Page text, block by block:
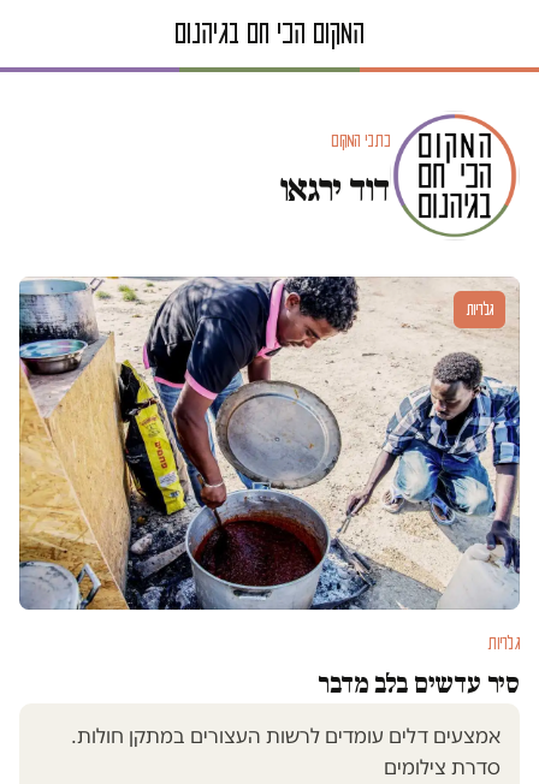
כתבי המקום
דוד ירגאו
גלריות
גלריות
סיר עדשים בלב מדבר
אמצעים דלים עומדים לרשות העצורים במתקן חולות.
סדרת צילומים